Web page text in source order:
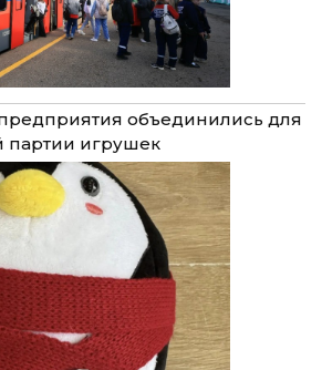
объединились для
партии игрушек